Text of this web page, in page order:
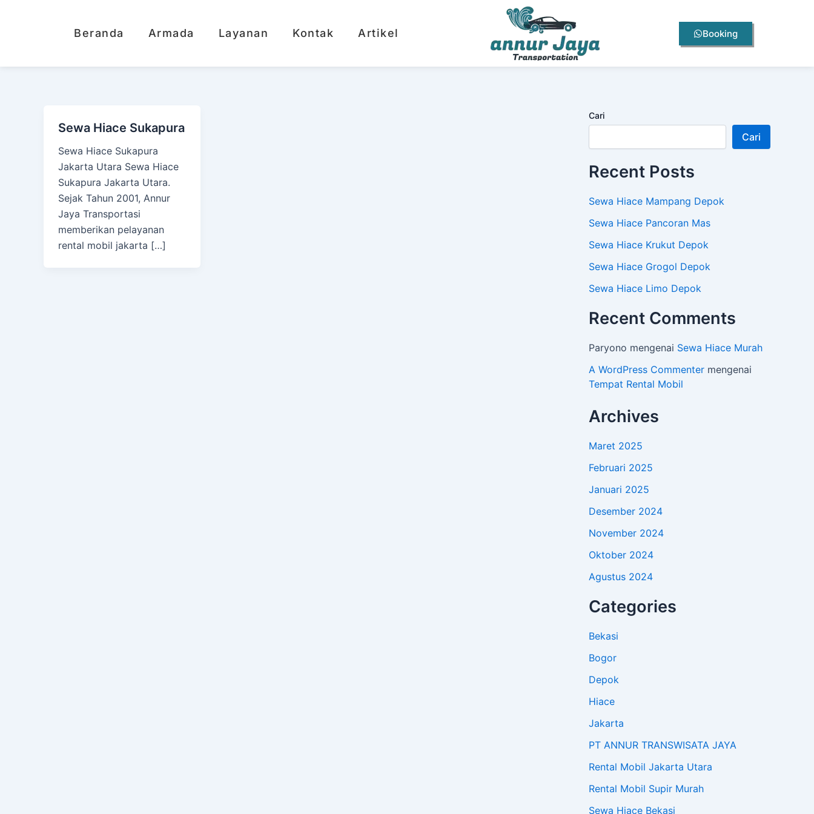
Beranda Armada Layanan Kontak Artikel Booking
Sewa Hiace Sukapura
Sewa Hiace Sukapura
Jakarta Utara Sewa Hiace
Sukapura Jakarta Utara.
Sejak Tahun 2001, Annur
Jaya Transportasi
memberikan pelayanan
rental mobil jakarta […]
Cari
Cari
Recent Posts
Sewa Hiace Mampang Depok
Sewa Hiace Pancoran Mas
Sewa Hiace Krukut Depok
Sewa Hiace Grogol Depok
Sewa Hiace Limo Depok
Recent Comments
Paryono mengenai Sewa Hiace Murah
A WordPress Commenter mengenai
Tempat Rental Mobil
Archives
Maret 2025
Februari 2025
Januari 2025
Desember 2024
November 2024
Oktober 2024
Agustus 2024
Categories
Bekasi
Bogor
Depok
Hiace
Jakarta
PT ANNUR TRANSWISATA JAYA
Rental Mobil Jakarta Utara
Rental Mobil Supir Murah
Sewa Hiace Bekasi